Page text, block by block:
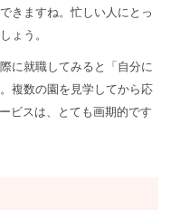
きますね。忙しい人にとっ
ょう。
に就職してみると「自分に
複数の園を見学してから応
ビスは、とても画期的です